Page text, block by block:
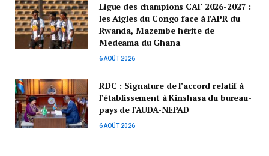
Ligue des champions CAF 2026-2027 :
les Aigles du Congo face à l’APR du
Rwanda, Mazembe hérite de
Medeama du Ghana
6 AOÛT 2026
RDC : Signature de l’accord relatif à
l’établissement à Kinshasa du bureau-
pays de l’AUDA-NEPAD
6 AOÛT 2026